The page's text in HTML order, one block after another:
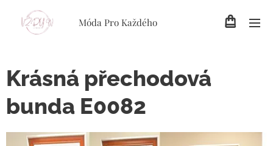
Móda Pro Každého
Krásná přechodová
bunda E0082